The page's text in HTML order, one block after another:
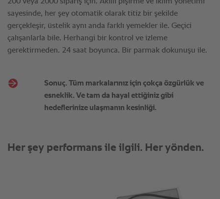
Sonuç. Tüm markalarınız için çokça özgürlük ve
esneklik. Ve tam da hayal ettiğiniz gibi
hedeflerinize ulaşmanın kesinliği.